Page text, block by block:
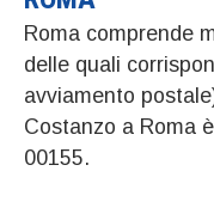
Roma comprende
delle quali
avviamento
Costanzo a Roma
00155.